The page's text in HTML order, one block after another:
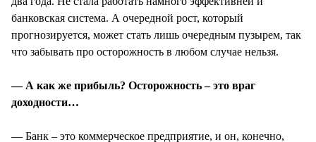
банковская система. А очередной рост, который
прогнозируется, может стать лишь очередным пузырем, так
что забывать про осторожность в любом случае нельзя.
— А как же прибыль? Осторожность – это враг
доходности…
— Банк – это коммерческое предприятие, и он, конечно,